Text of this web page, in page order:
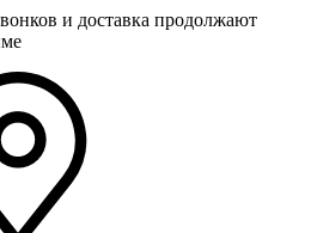
и доставка продолжают